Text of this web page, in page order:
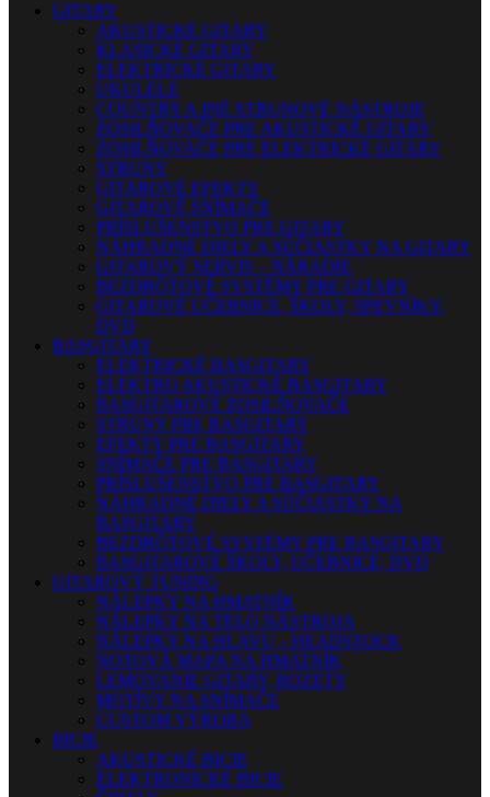
GITARY
AKUSTICKÉ GITARY
KLASICKÉ GITARY
ELEKTRICKÉ GITARY
UKULELE
COUNTRY A INÉ STRUNOVÉ NÁSTROJE
ZOSILŇOVAČE PRE AKUSTICKÉ GITARY
ZOSILŇOVAČE PRE ELEKTRICKÉ GITARY
STRUNY
GITAROVÉ EFEKTY
GITAROVÉ SNÍMAČE
PRÍSLUŠENSTVO PRE GITARY
NÁHRADNÉ DIELY A SÚČIASTKY NA GITARY
GITAROVÝ SERVIS – NÁRADIE
BEZDRÔTOVÉ SYSTÉMY PRE GITARY
GITAROVÉ UČEBNICE, ŠKOLY, SPEVNÍKY,
DVD
BASGITARY
ELEKTRICKÉ BASGITARY
ELEKTRO AKUSTICKÉ BASGITARY
BASGITAROVÉ ZOSILŇOVAČE
STRUNY PRE BASGITARY
EFEKTY PRE BASGITARY
SNÍMAČE PRE BASGITARY
PRÍSLUŠENSTVO PRE BASGITARY
NÁHRADNÉ DIELY A SÚČIASTKY NA
BASGITARY
BEZDRÔTOVÉ SYSTÉMY PRE BASGITARY
BASGITAROVÉ ŠKOLY, UČEBNICE, DVD
GITAROVÝ TUNING
NÁLEPKY NA HMATNÍK
NÁLEPKY NA TELO NÁSTROJA
NÁLEPKY NA HLAVU – HEADSTOCK
NOTOVÁ MAPA NA HMATNÍK
LEMOVANIE GITARY, ROZETY
MOTÍVY NA SNÍMAČE
CUSTOM VÝROBA
BICIE
AKUSTICKÉ BICIE
ELEKTRONICKÉ BICIE